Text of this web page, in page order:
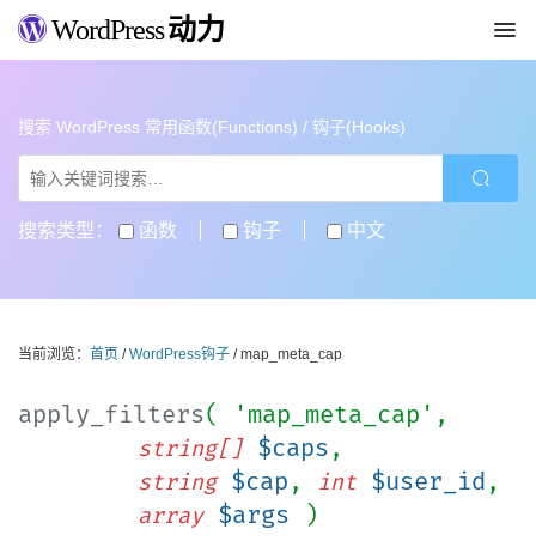
WordPress动力
搜索 WordPress 常用函数(Functions) / 钩子(Hooks)
搜索类型： 函数 钩子 中文
当前浏览： 首页 /WordPress钩子 / map_meta_cap
apply_filters( 'map_meta_cap',
string[] $caps ,
string $cap , int $user_id ,
array $args )